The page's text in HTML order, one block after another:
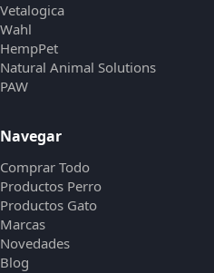
Vetalogica
Wahl
HempPet
Natural Animal Solutions
PAW
Navegar
Comprar Todo
Productos Perro
Productos Gato
Marcas
Novedades
Blog